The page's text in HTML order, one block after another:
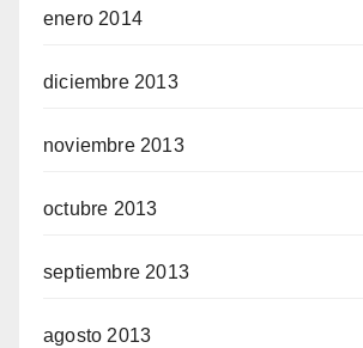
enero 2014
diciembre 2013
noviembre 2013
octubre 2013
septiembre 2013
agosto 2013